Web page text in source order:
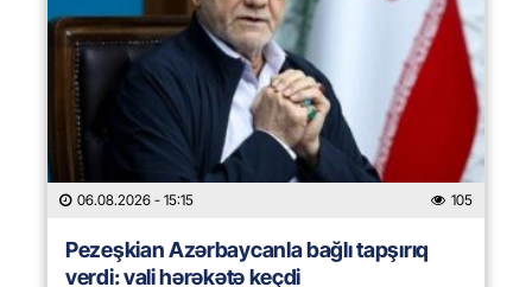
06.08.2026 - 15:15 105
Pezeşkian Azərbaycanla bağlı tapşırıq
verdi: vali hərəkətə keçdi